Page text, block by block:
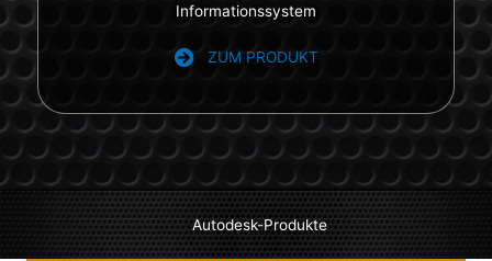
Informationssystem
ZUM PRODUKT
Autodesk-Produkte